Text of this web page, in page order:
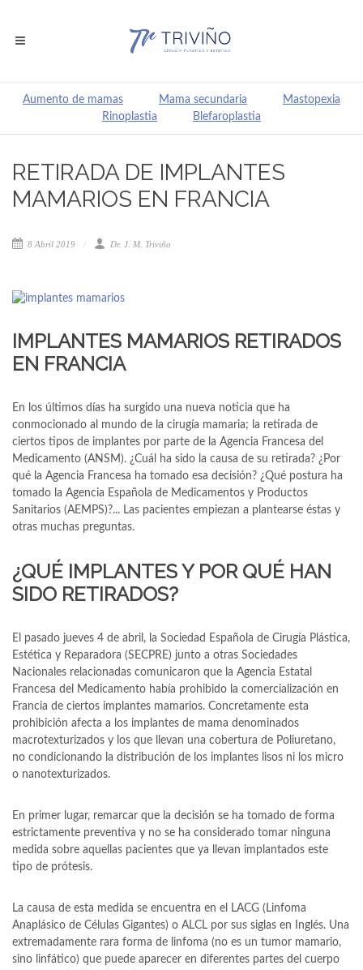
Aumento de mamas Mama secundaria
Mastopexia
Rinoplastia
Blefaroplastia
RETIRADA DE IMPLANTES
MAMARIOS EN FRANCIA
8 Abril 2019 Dr. J. M. Triviño
IMPLANTES MAMARIOS RETIRADOS
EN FRANCIA
En los últimos días ha surgido una nueva noticia que ha
conmocionado al mundo de la cirugía mamaria; la retirada de
ciertos tipos de implantes por parte de la Agencia Francesa del
Medicamento (ANSM). ¿Cuál ha sido la causa de su retirada? ¿Por
qué la Agencia Francesa ha tomado esa decisión? ¿Qué postura ha
tomado la Agencia Española de Medicamentos y Productos
Sanitarios (AEMPS)?... Las pacientes empiezan a plantearse éstas y
otras muchas preguntas.
¿QUÉ IMPLANTES Y POR QUÉ HAN
SIDO RETIRADOS?
El pasado jueves 4 de abril, la Sociedad Española de Cirugía Plástica,
Estética y Reparadora (SECPRE) junto a otras Sociedades
Nacionales relacionadas comunicaron que la Agencia Estatal
Francesa del Medicamento había prohibido la comercialización en
Francia de ciertos implantes mamarios. Concretamente esta
prohibición afecta a los implantes de mama denominados
macrotexturizados y los que llevan una cobertura de Poliuretano,
no condicionando la distribución de los implantes lisos ni los micro
o nanotexturizados.
En primer lugar, remarcar que la decisión se ha tomado de forma
estrictamente preventiva y no se ha considerado tomar ninguna
medida sobre aquellas pacientes que ya llevan implantados este
tipo de prótesis.
La causa de esta medida se encuentra en el LACG (Linfoma
Anaplásico de Células Gigantes) o ALCL por sus siglas en Inglés. Una
extremadamente rara forma de linfoma (no es un tumor mamario,
sino linfático) que puede aparecer en diferentes partes del cuerpo